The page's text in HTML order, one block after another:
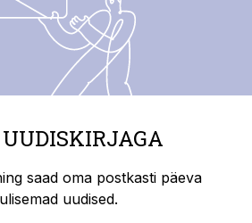
saad oma postkasti päeva
uudised.